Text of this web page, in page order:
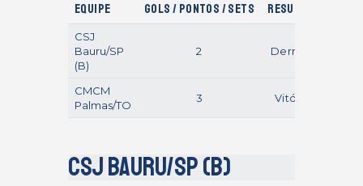
Equipe Gols / Pontos / Sets Resultado
CSJ
Bauru/SP
(B)
2 Derrotas
CMCM
Palmas/TO
3 Vitórias
CSJ Bauru/SP (B)